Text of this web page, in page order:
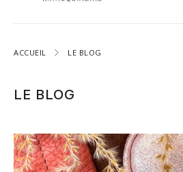
ACCUEIL LE BLOG
LE BLOG